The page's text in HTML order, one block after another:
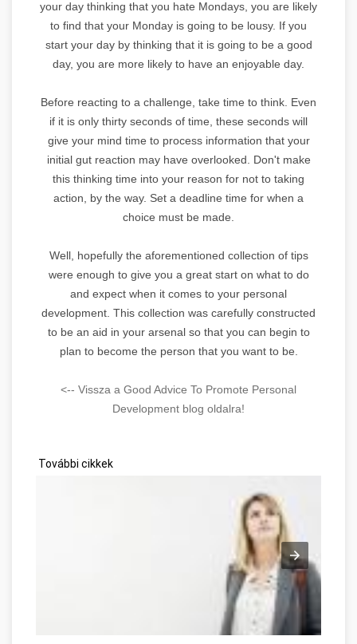
your day thinking that you hate Mondays, you are likely
to find that your Monday is going to be lousy. If you
start your day by thinking that it is going to be a good
day, you are more likely to have an enjoyable day.
Before reacting to a challenge, take time to think. Even
if it is only thirty seconds of time, these seconds will
give your mind time to process information that your
initial gut reaction may have overlooked. Don't make
this thinking time into your reason for not to taking
action, by the way. Set a deadline time for when a
choice must be made.
Well, hopefully the aforementioned collection of tips
were enough to give you a great start on what to do
and expect when it comes to your personal
development. This collection was carefully constructed
to be an aid in your arsenal so that you can begin to
plan to become the person that you want to be.
<-- Vissza a Good Advice To Promote Personal
Development blog oldalra!
További cikkek